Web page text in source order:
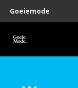
Goeiemode